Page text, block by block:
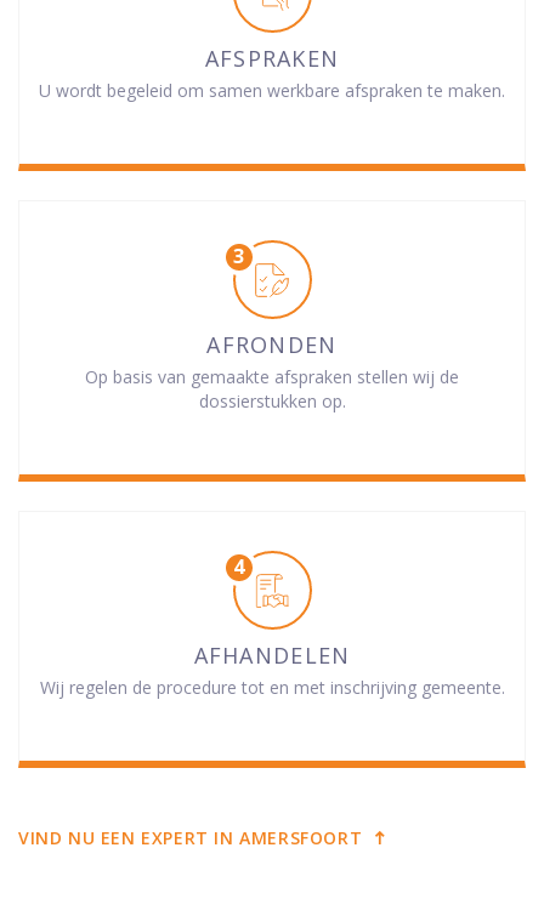
AFSPRAKEN
U wordt begeleid om samen werkbare afspraken te maken.
AFRONDEN
Op basis van gemaakte afspraken stellen wij de
dossierstukken op.
AFHANDELEN
Wij regelen de procedure tot en met inschrijving gemeente.
VIND NU EEN EXPERT IN AMERSFOORT